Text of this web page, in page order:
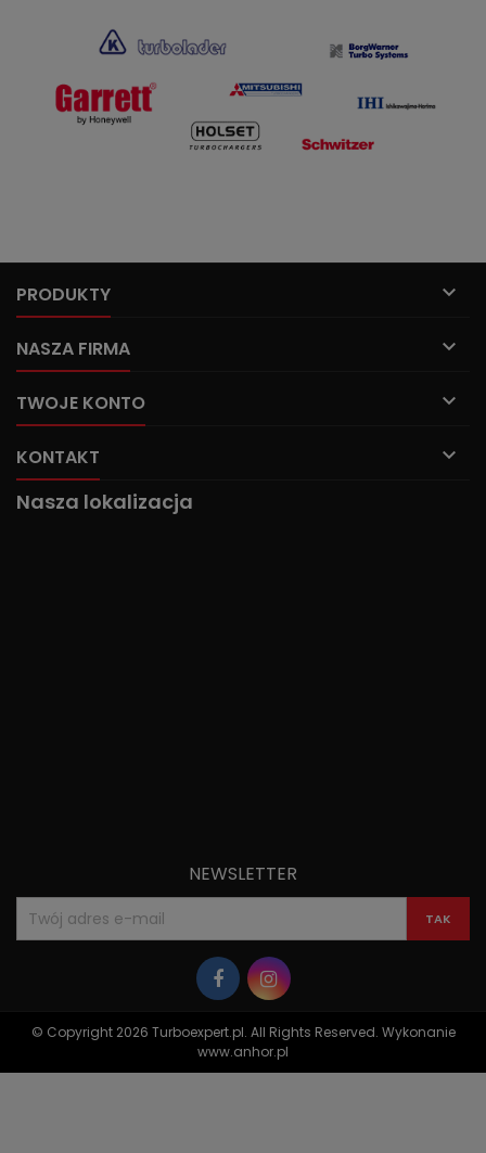
PRODUKTY 
NASZA FIRMA 
TWOJE KONTO 
KONTAKT 
Nasza lokalizacja
NEWSLETTER
© Copyright 2026 Turboexpert.pl. All Rights Reserved. Wykonanie
www.anhor.pl